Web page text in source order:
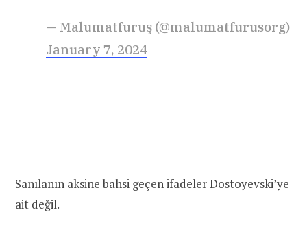
— Malumatfuruş (@malumatfurusorg)
January 7, 2024
Sanılanın aksine bahsi geçen ifadeler Dostoyevski’ye
ait değil.